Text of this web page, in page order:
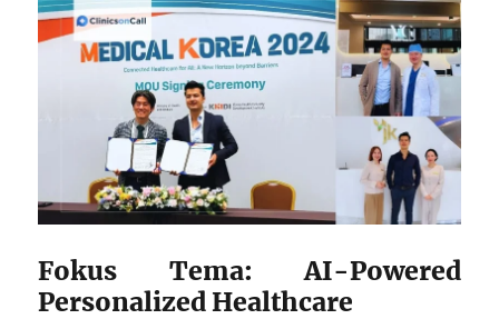
Fokus Tema: AI-Powered
Personalized Healthcare